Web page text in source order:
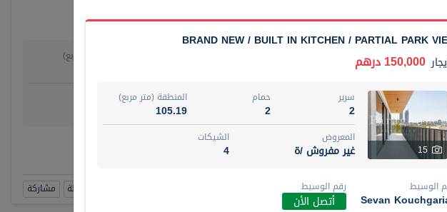
للإيجار 74,500 درهم
المنطقة (متر مربع)
الشيكات
4
الوسيط
مصعب مهدى محمد عبدالرسول
رقم الوسيط
أتصل الأن
6 شهر + أضف إلى المفضلة مشاركة
BRAND NEW / BUILT IN KITCHEN / PARTIAL PARK
150,000 درهم
15
سرير
2
حمام
2
المنطقة (متر مربع)
105.19
المعروض
غير مفروش /ة
الشيكات
4
الوسيط
Sevan
رقم الوسيط
أتصل الأن